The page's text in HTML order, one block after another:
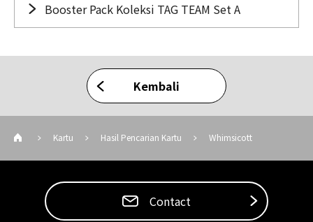
Booster Pack Koleksi TAG TEAM Set A
Kembali
Kartu Hasil Pencarian Kartu Whimsicott
Contact